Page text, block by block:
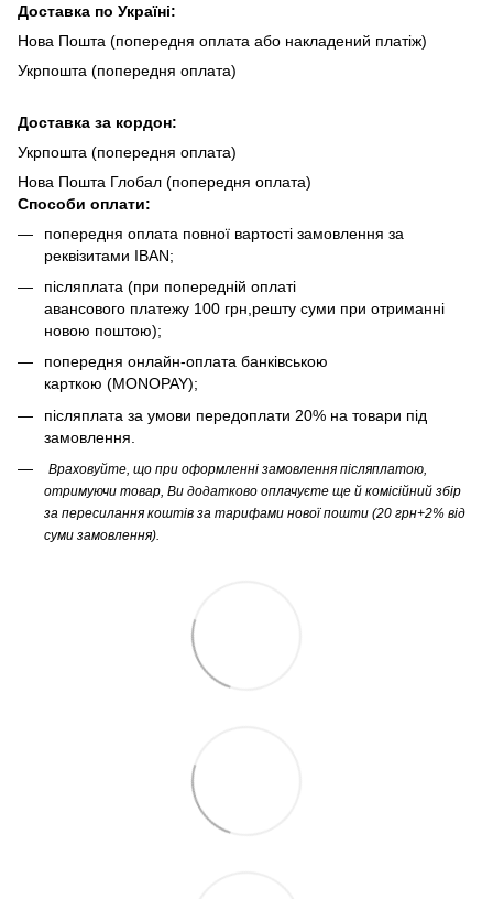
Доставка по Україні:
Нова Пошта (попередня оплата або накладений платіж)
Укрпошта (попередня оплата)
Доставка за кордон:
Укрпошта (попередня оплата)
Нова Пошта Глобал (попередня оплата)
Способи оплати:
попередня оплата повної вартості замовлення за
реквізитами IBAN;
післяплата (при попередній оплаті
авансового платежу 100 грн,решту суми при отриманні
новою поштою);
попередня онлайн-оплата банківською
карткою (MONOPAY);
післяплата за умови передоплати 20% на товари під
замовлення.
Враховуйте, що при оформленні замовлення післяплатою,
отримуючи товар, Ви додатково оплачуєте ще й комісійний збір
за пересилання коштів за тарифами нової пошти (20 грн+2% від
суми замовлення).